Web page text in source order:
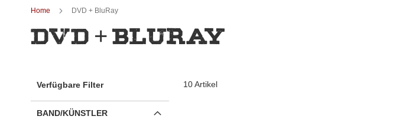
Home DVD + BluRay
DVD + BluRay
Verfügbare Filter
BAND/KÜNSTLER
10Artikel